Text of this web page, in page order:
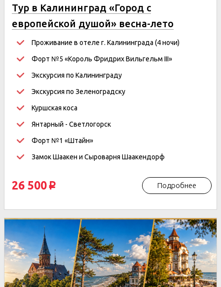
Тур в Калининград «Город с
европейской душой» весна-лето
Проживание в отеле г. Калининграда (4 ночи)
Форт №5 «Король Фридрих Вильгельм III»
Экскурсия по Калининграду
Экскурсия по Зеленоградску
Куршская коса
Янтарный - Светлогорск
Форт №1 «Штайн»
Замок Шаакен и Сыроварня Шаакендорф
26 500 p Подробнее